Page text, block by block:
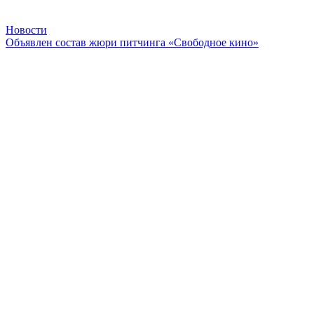
Новости
Объявлен состав жюри питчинга «Свободное кино»